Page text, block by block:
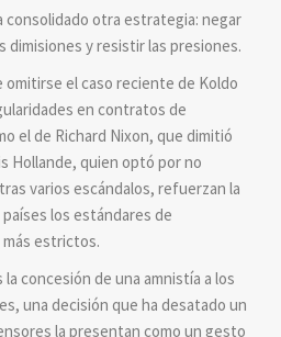
consolidado otra estrategia: negar
dimisiones y resistir las presiones.
el caso reciente de Koldo
en contratos de
el de Richard Nixon, que dimitió
Hollande, quien optó por no
varios escándalos, refuerzan la
los estándares de
estrictos.
concesión de una amnistía a los
una decisión que ha desatado un
la presentan como un gesto